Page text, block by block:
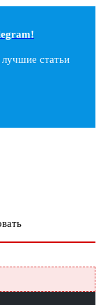
статьи